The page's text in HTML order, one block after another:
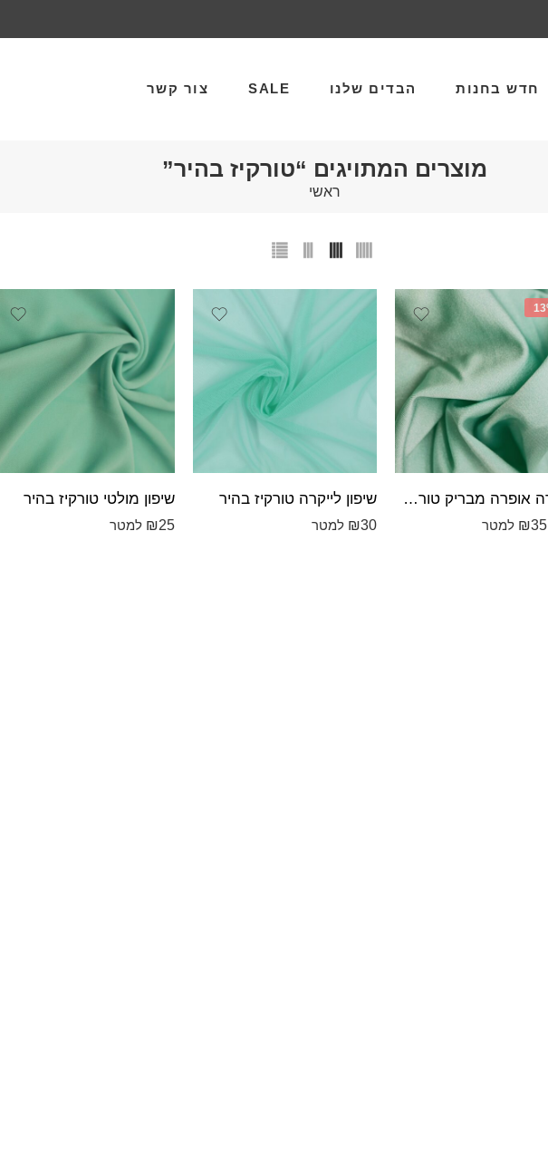
חדש בחנות הבדים שלנו SALE צור קשר
מוצרים המתויגים “טורקיז בהיר”
ראשי
לייקרה אופרה מבריק טורקיז בהיר
₪35 למטר
שיפון לייקרה טורקיז בהיר
₪30 למטר
שיפון מולטי טורקיז בהיר
₪25 למטר